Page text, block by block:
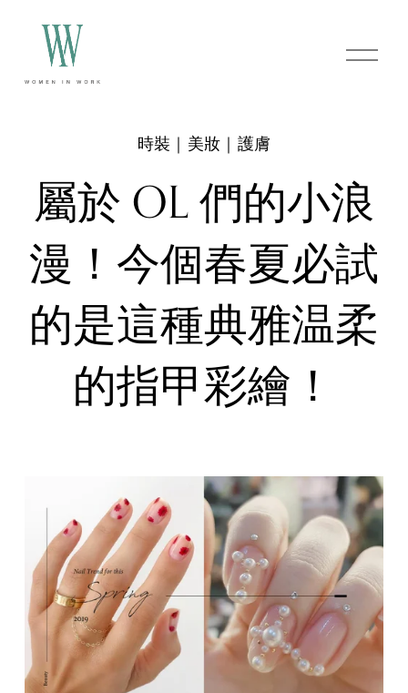
O
p
屬於 OL 們的小浪
漫！今個春夏必試
的是這種典雅温柔
的指甲彩繪！
時裝｜美妝｜護膚